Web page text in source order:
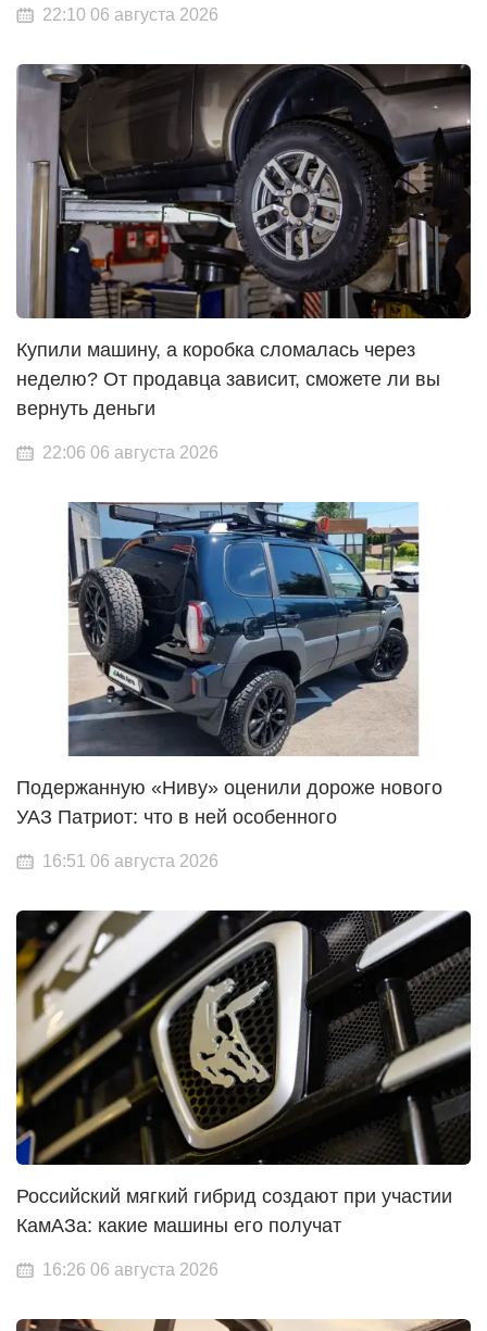
22:10 06 августа 2026
Купили машину, а коробка сломалась через
неделю? От продавца зависит, сможете ли вы
вернуть деньги
22:06 06 августа 2026
Подержанную «Ниву» оценили дороже нового
УАЗ Патриот: что в ней особенного
16:51 06 августа 2026
Российский мягкий гибрид создают при участии
КамАЗа: какие машины его получат
16:26 06 августа 2026